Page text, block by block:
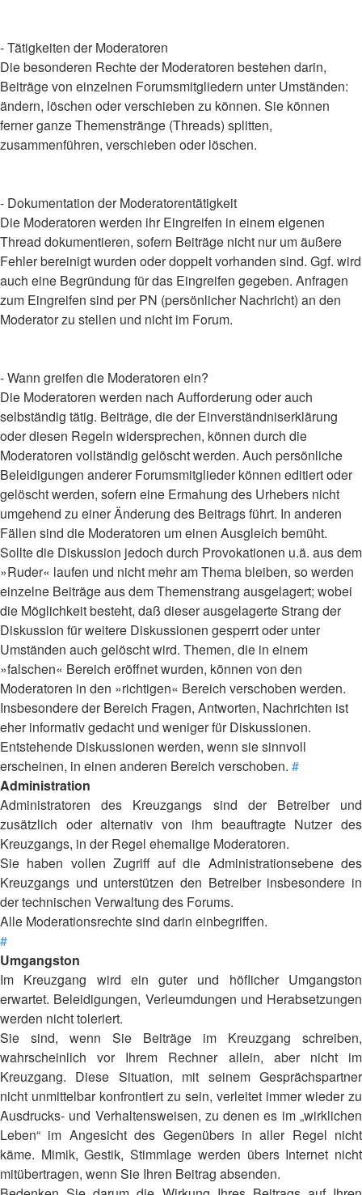
- Tätigkeiten der Moderatoren
Die besonderen Rechte der Moderatoren bestehen darin,
Beiträge von einzelnen Forumsmitgliedern unter Umständen:
ändern, löschen oder verschieben zu können. Sie können
ferner ganze Themenstränge (Threads) splitten,
zusammenführen, verschieben oder löschen.
- Dokumentation der Moderatorentätigkeit
Die Moderatoren werden ihr Eingreifen in einem eigenen
Thread dokumentieren, sofern Beiträge nicht nur um äußere
Fehler bereinigt wurden oder doppelt vorhanden sind. Ggf. wird
auch eine Begründung für das Eingreifen gegeben. Anfragen
zum Eingreifen sind per PN (persönlicher Nachricht) an den
Moderator zu stellen und nicht im Forum.
- Wann greifen die Moderatoren ein?
Die Moderatoren werden nach Aufforderung oder auch
selbständig tätig. Beiträge, die der Einverständniserklärung
oder diesen Regeln widersprechen, können durch die
Moderatoren vollständig gelöscht werden. Auch persönliche
Beleidigungen anderer Forumsmitglieder können editiert oder
gelöscht werden, sofern eine Ermahung des Urhebers nicht
umgehend zu einer Änderung des Beitrags führt. In anderen
Fällen sind die Moderatoren um einen Ausgleich bemüht.
Sollte die Diskussion jedoch durch Provokationen u.ä. aus dem
»Ruder« laufen und nicht mehr am Thema bleiben, so werden
einzelne Beiträge aus dem Themenstrang ausgelagert; wobei
die Möglichkeit besteht, daß dieser ausgelagerte Strang der
Diskussion für weitere Diskussionen gesperrt oder unter
Umständen auch gelöscht wird. Themen, die in einem
»falschen« Bereich eröffnet wurden, können von den
Moderatoren in den »richtigen« Bereich verschoben werden.
Insbesondere der Bereich Fragen, Antworten, Nachrichten ist
eher informativ gedacht und weniger für Diskussionen.
Entstehende Diskussionen werden, wenn sie sinnvoll
erscheinen, in einen anderen Bereich verschoben. #
Administration
Administratoren des Kreuzgangs sind der Betreiber und
zusätzlich oder alternativ von ihm beauftragte Nutzer des
Kreuzgangs, in der Regel ehemalige Moderatoren.
Sie haben vollen Zugriff auf die Administrationsebene des
Kreuzgangs und unterstützen den Betreiber insbesondere in
der technischen Verwaltung des Forums.
Alle Moderationsrechte sind darin einbegriffen.
#
Umgangston
Im Kreuzgang wird ein guter und höflicher Umgangston
erwartet. Beleidigungen, Verleumdungen und Herabsetzungen
werden nicht toleriert.
Sie sind, wenn Sie Beiträge im Kreuzgang schreiben,
wahrscheinlich vor Ihrem Rechner allein, aber nicht im
Kreuzgang. Diese Situation, mit seinem Gesprächspartner
nicht unmittelbar konfrontiert zu sein, verleitet immer wieder zu
Ausdrucks- und Verhaltensweisen, zu denen es im „wirklichen
Leben“ im Angesicht des Gegenübers in aller Regel nicht
käme. Mimik, Gestik, Stimmlage werden übers Internet nicht
mitübertragen, wenn Sie Ihren Beitrag absenden.